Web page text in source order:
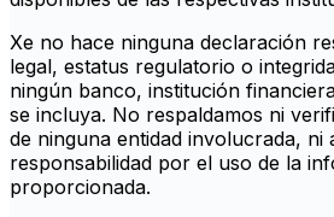
Xe no hace ninguna declaración
legal, estatus regulatorio o
ningún banco, institución
se incluya. No respaldamos ni
de ninguna entidad involucrada, ni
responsabilidad por el uso de la
proporcionada.